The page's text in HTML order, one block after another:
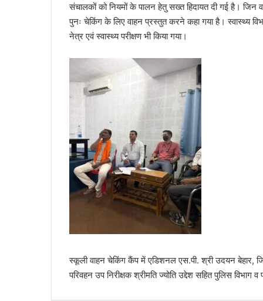
संचालकों को नियमों के पालन हेतु सख्त हिदायत दी गई है।
पुनः चेकिंग के लिए वाहन प्रस्तुत करने कहा गया है। स्वास्थ्य
नेत्र एवं स्वास्थ्य परीक्षण भी किया गया।
स्कूली वाहन चेकिंग कैंप में एडिशनल एस.पी. श्री उदयन बेहार,
परिवहन उप निरीक्षक श्रीमति ज्योति उद्देश सहित पुलिस विभाग